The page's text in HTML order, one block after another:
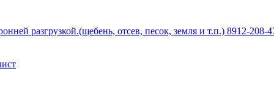
разгрузкой.(щебень, отсев, песок, земля и т.п.) 8912-208-